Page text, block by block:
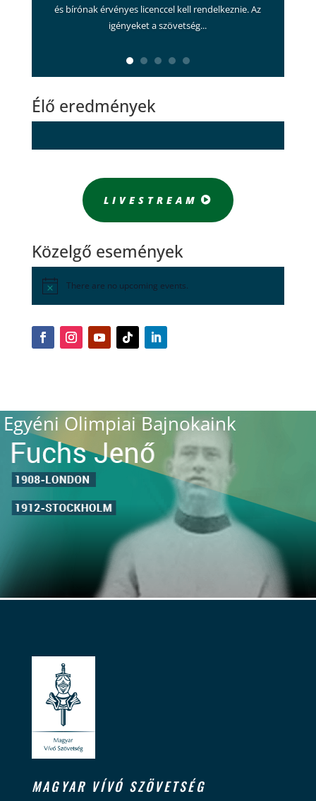
és bírónak érvényes licenccel kell rendelkeznie. Az
igényeket a szövetség...
Élő eredmények
LIVESTREAM
Közelgő események
There are no upcoming events.
Egyéni Olimpiai Bajnokaink
MAGYAR VÍVÓ SZÖVETSÉG